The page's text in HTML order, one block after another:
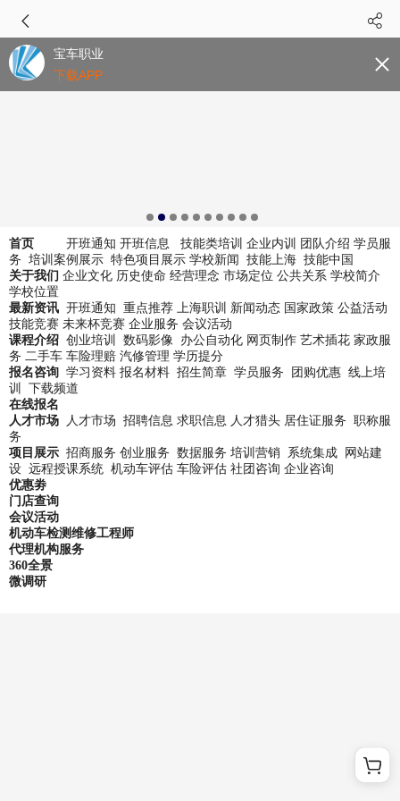
首页 开班通知 开班信息 技能类培训 企业内训 团队介绍 学员服
务 培训案例展示 特色项目展示 学校新闻 技能上海 技能中国
关于我们 企业文化 历史使命 经营理念 市场定位 公共关系 学校简介
学校位置
最新资讯 开班通知 重点推荐 上海职训 新闻动态 国家政策 公益活动
技能竞赛 未来杯竞赛 企业服务 会议活动
课程介绍 创业培训 数码影像 办公自动化 网页制作 艺术插花 家政服
务 二手车 车险理赔 汽修管理 学历提分
报名咨询
学习资料 报名材料 招生简章 学员服务 团购优惠 线上培
训 下载频道
在线报名
人才市场
人才市场 招聘信息 求职信息 人才猎头 居住证服务 职称服
务
项目展示 招商服务 创业服务 数据服务 培训营销 系统集成 网站建
设 远程授课系统 机动车评估 车险评估 社团咨询 企业咨询
优惠劵
门店查询
会议活动
机动车检测维修工程师
代理机构服务
360全景
微调研
宝车职业
下载APP